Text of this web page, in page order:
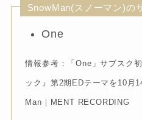
SnowMan(スノーマン)の
One
情報参考：「One」サブスク
ック』第2期EDテーマを10月
Man｜MENT RECORDING